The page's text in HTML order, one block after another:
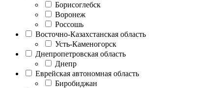
Борисоглебск
Воронеж
Россошь
Восточно-Казахстанская область
Усть-Каменогорск
Днепропетровская область
Днепр
Еврейская автономная область
Биробиджан